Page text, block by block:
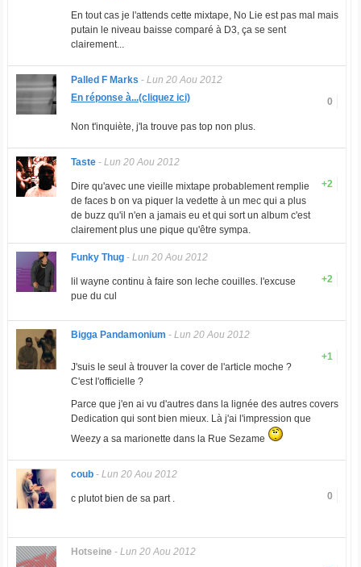
En tout cas je l'attends cette mixtape, No Lie est pas mal mais
putain le niveau baisse comparé à D3, ça se sent
clairement...
Palled F Marks - Lun 20 Aou 2012
0
En réponse à...(cliquez ici)
Non t'inquiète, j'la trouve pas top non plus.
Taste- Lun 20 Aou 2012
+2
Dire qu'avec une vieille mixtape probablement remplie
de faces b on va piquer la vedette à un mec qui a plus
de buzz qu'il n'en a jamais eu et qui sort un album c'est
clairement plus une pique qu'être sympa.
Funky Thug- Lun 20 Aou 2012
+2
lil wayne continu à faire son leche couilles. l'excuse
pue du cul
Bigga Pandamonium - Lun 20 Aou 2012
+1
J'suis le seul à trouver la cover de l'article moche ?
C'est l'officielle ?
Parce que j'en ai vu d'autres dans la lignée des autres covers
Dedication qui sont bien mieux. Là j'ai l'impression que
Weezy a sa marionette dans la Rue Sezame
coub- Lun 20 Aou 2012
0
c plutot bien de sa part .
Hotseine - Lun 20 Aou 2012